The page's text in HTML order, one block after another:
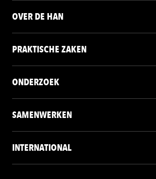
OVER DE HAN
PRAKTISCHE ZAKEN
ONDERZOEK
SAMENWERKEN
INTERNATIONAL